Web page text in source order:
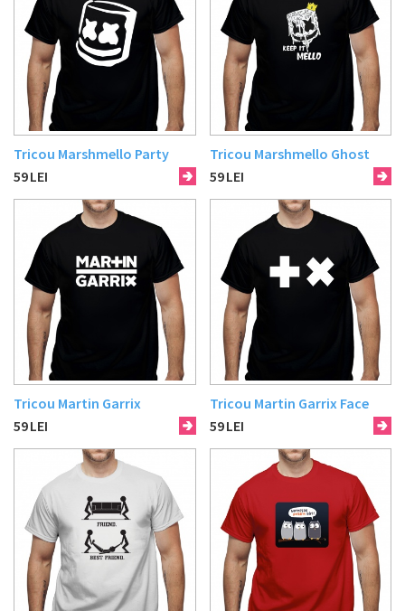
Tricou Marshmello Party
59LEI
Tricou Marshmello Ghost
59LEI
Tricou Martin Garrix
59LEI
Tricou Martin Garrix Face
59LEI